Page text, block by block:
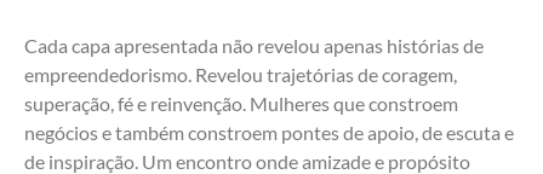
Cada capa apresentada não revelou apenas histórias de
empreendedorismo. Revelou trajetórias de coragem,
superação, fé e reinvenção. Mulheres que constroem
negócios e também constroem pontes de apoio, de escuta e
de inspiração. Um encontro onde amizade e propósito